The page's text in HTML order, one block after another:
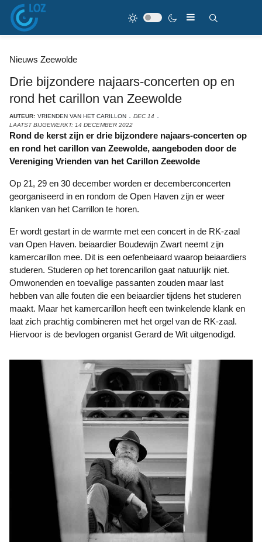
Nieuws Zeewolde
Drie bijzondere najaars-concerten op en
rond het carillon van Zeewolde
AUTEUR: VRIENDEN VAN HET CARILLON
DEC 14
LAATST BIJGEWERKT: 14 DECEMBER 2022
Rond de kerst zijn er drie bijzondere najaars-concerten op
en rond het carillon van Zeewolde, aangeboden door de
Vereniging Vrienden van het Carillon Zeewolde
Op 21, 29 en 30 december worden er decemberconcerten
georganiseerd in en rondom de Open Haven zijn er weer
klanken van het Carrillon te horen.
Er wordt gestart in de warmte met een concert in de RK-zaal
van Open Haven. beiaardier Boudewijn Zwart neemt zijn
kamercarillon mee. Dit is een oefenbeiaard waarop beiaardiers
studeren. Studeren op het torencarillon gaat natuurlijk niet.
Omwonenden en toevallige passanten zouden maar last
hebben van alle fouten die een beiaardier tijdens het studeren
maakt. Maar het kamercarillon heeft een twinkelende klank en
laat zich prachtig combineren met het orgel van de RK-zaal.
Hiervoor is de bevlogen organist Gerard de Wit uitgenodigd.